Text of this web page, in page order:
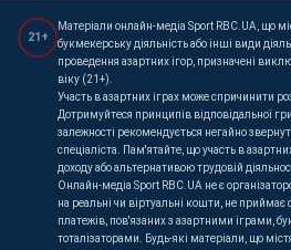
21+
Матеріали онлайн-медіа Sport RBC.UA, що
букмекерську діяльність або інші види
проведення азартних ігор, призначені
віку (21+).
Участь в азартних іграх може спричинити
Дотримуйтеся принципів відповідальної
залежності рекомендується негайно
спеціаліста. Пам'ятайте, що участь в
доходу або альтернативою трудовій
Онлайн-медіа Sport RBC.UA не є
на реальні чи віртуальні кошти, не
платежів, пов'язаних з азартними іграми,
тоталізаторами. Будь-які матеріали, що